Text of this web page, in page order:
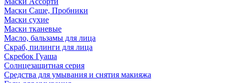
Маски Саше, Пробники
Маски сухие
Маски тканевые
Масло, бальзамы для лица
Скраб, пилинги для лица
Скребок Гуаша
Солнцезащитная серия
Средства для умывания и снятия макияжа